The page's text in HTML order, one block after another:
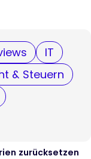
IT
& Steuern
zurücksetzen